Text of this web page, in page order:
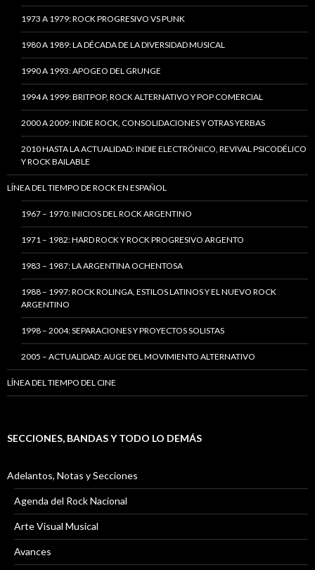
1973 A 1979: ROCK PROGRESIVO VS PUNK
1980 A 1989: LA DÉCADA DE LA DIVERSIDAD MUSICAL
1990 A 1993: APOGEO DEL GRUNGE
1994 A 1999: BRITPOP, ROCK ALTERNATIVO Y POP COMERCIAL
2000 A 2009: INDIE ROCK, CONSOLIDACIONES Y OTRAS YERBAS
2010 HASTA LA ACTUALIDAD: INDIE ELECTRÓNICO, REVIVAL PSICODÉLICO
Y ROCK BAILABLE
LÍNEA DEL TIEMPO DE ROCK EN ESPAÑOL
1967 – 1970: INICIOS DEL ROCK ARGENTINO
1971 – 1982: HARD ROCK Y ROCK PROGRESIVO ARGENTO
1983 – 1987: LA ARGENTINA OCHENTOSA
1988 – 1997: ROCK ROLINGA, ESTILOS LATINOS Y EL NUEVO ROCK
ARGENTINO
1998 – 2004: SEPARACIONES Y PROYECTOS SOLISTAS
2005 – ACTUALIDAD: AUGE DEL MOVIMIENTO ALTERNATIVO
LÍNEA DEL TIEMPO DEL CINE
SECCIONES, BANDAS Y TODO LO DEMÁS
Adelantos, Notas y Secciones
Agenda del Rock Nacional
Arte Visual Musical
Avances